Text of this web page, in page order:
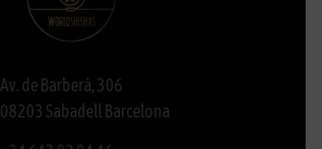
Av. de Barberà, 306
08203 Sabadell Barcelona